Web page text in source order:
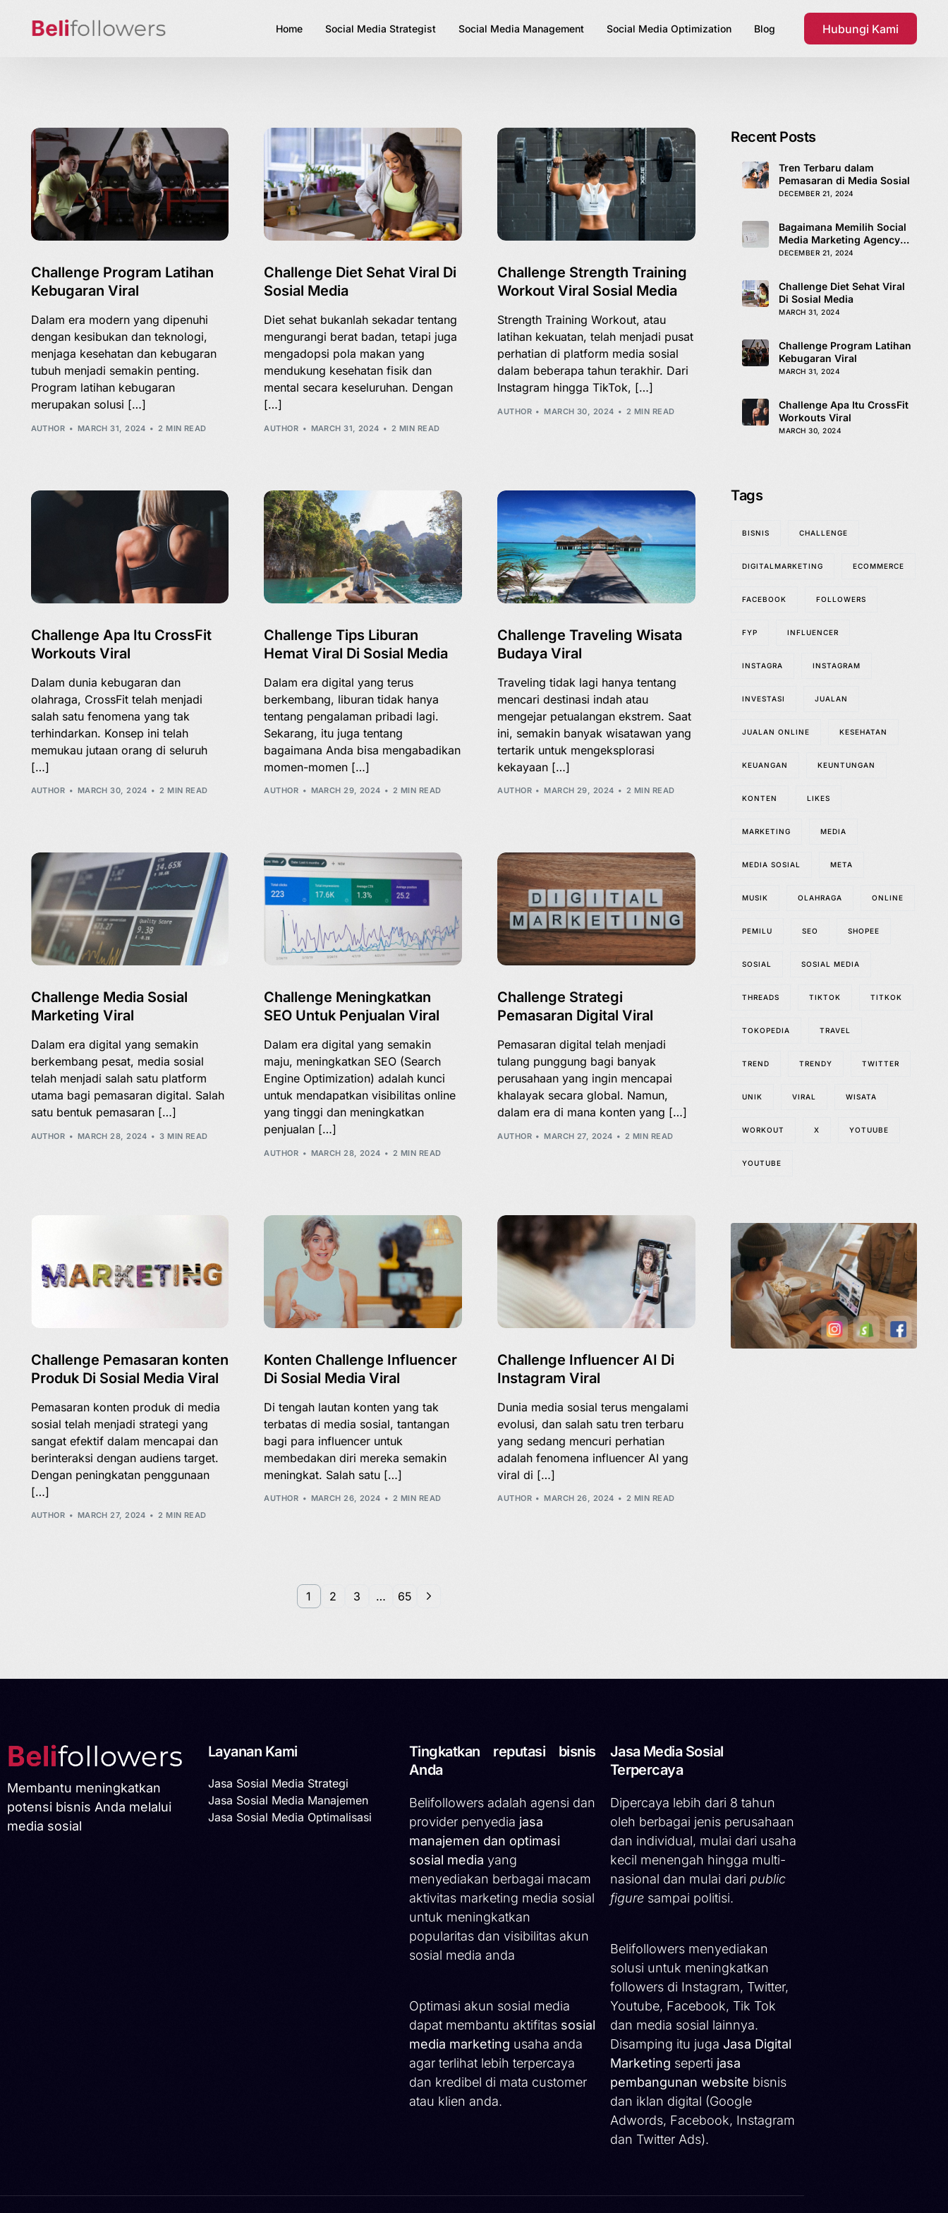
Home Social Media Strategist Social Media Management Social Media Optimization Blog Hubungi Kami
Challenge Program Latihan
Kebugaran Viral
Dalam era modern yang dipenuhi
dengan kesibukan dan teknologi,
menjaga kesehatan dan kebugaran
tubuh menjadi semakin penting.
Program latihan kebugaran
merupakan solusi […]
AUTHOR MARCH 31, 2024 2 MIN READ
Challenge Diet Sehat Viral Di
Sosial Media
Diet sehat bukanlah sekadar tentang
mengurangi berat badan, tetapi juga
mengadopsi pola makan yang
mendukung kesehatan fisik dan
mental secara keseluruhan. Dengan
[…]
AUTHOR MARCH 31, 2024 2 MIN READ
Challenge Strength Training
Workout Viral Sosial Media
Strength Training Workout, atau
latihan kekuatan, telah menjadi pusat
perhatian di platform media sosial
dalam beberapa tahun terakhir. Dari
Instagram hingga TikTok, […]
AUTHOR MARCH 30, 2024 2 MIN READ
Challenge Apa Itu CrossFit
Workouts Viral
Dalam dunia kebugaran dan
olahraga, CrossFit telah menjadi
salah satu fenomena yang tak
terhindarkan. Konsep ini telah
memukau jutaan orang di seluruh
[…]
AUTHOR MARCH 30, 2024 2 MIN READ
Challenge Tips Liburan
Hemat Viral Di Sosial Media
Dalam era digital yang terus
berkembang, liburan tidak hanya
tentang pengalaman pribadi lagi.
Sekarang, itu juga tentang
bagaimana Anda bisa mengabadikan
momen-momen […]
AUTHOR MARCH 29, 2024 2 MIN READ
Challenge Traveling Wisata
Budaya Viral
Traveling tidak lagi hanya tentang
mencari destinasi indah atau
mengejar petualangan ekstrem. Saat
ini, semakin banyak wisatawan yang
tertarik untuk mengeksplorasi
kekayaan […]
AUTHOR MARCH 29, 2024 2 MIN READ
Challenge Media Sosial
Marketing Viral
Dalam era digital yang semakin
berkembang pesat, media sosial
telah menjadi salah satu platform
utama bagi pemasaran digital. Salah
satu bentuk pemasaran […]
AUTHOR MARCH 28, 2024 3 MIN READ
Challenge Meningkatkan
SEO Untuk Penjualan Viral
Dalam era digital yang semakin
maju, meningkatkan SEO (Search
Engine Optimization) adalah kunci
untuk mendapatkan visibilitas online
yang tinggi dan meningkatkan
penjualan […]
AUTHOR MARCH 28, 2024 2 MIN READ
Challenge Strategi
Pemasaran Digital Viral
Pemasaran digital telah menjadi
tulang punggung bagi banyak
perusahaan yang ingin mencapai
khalayak secara global. Namun,
dalam era di mana konten yang […]
AUTHOR MARCH 27, 2024 2 MIN READ
Challenge Pemasaran konten
Produk Di Sosial Media Viral
Pemasaran konten produk di media
sosial telah menjadi strategi yang
sangat efektif dalam mencapai dan
berinteraksi dengan audiens target.
Dengan peningkatan penggunaan
[…]
AUTHOR MARCH 27, 2024 2 MIN READ
Konten Challenge Influencer
Di Sosial Media Viral
Di tengah lautan konten yang tak
terbatas di media sosial, tantangan
bagi para influencer untuk
membedakan diri mereka semakin
meningkat. Salah satu […]
AUTHOR MARCH 26, 2024 2 MIN READ
Challenge Influencer AI Di
Instagram Viral
Dunia media sosial terus mengalami
evolusi, dan salah satu tren terbaru
yang sedang mencuri perhatian
adalah fenomena influencer AI yang
viral di […]
AUTHOR MARCH 26, 2024 2 MIN READ
1 2 3 … 65
Recent Posts
Tren Terbaru dalam
Pemasaran di Media Sosial
DECEMBER 21, 2024
Bagaimana Memilih Social
Media Marketing Agency
yang Tepat
DECEMBER 21, 2024
Challenge Diet Sehat Viral
Di Sosial Media
MARCH 31, 2024
Challenge Program Latihan
Kebugaran Viral
MARCH 31, 2024
Challenge Apa Itu CrossFit
Workouts Viral
MARCH 30, 2024
Tags
BISNIS CHALLENGE
DIGITALMARKETING ECOMMERCE
FACEBOOK FOLLOWERS
FYP INFLUENCER
INSTAGRA INSTAGRAM
INVESTASI JUALAN
JUALAN ONLINE KESEHATAN
KEUANGAN KEUNTUNGAN
KONTEN LIKES
MARKETING MEDIA
MEDIA SOSIAL META
MUSIK OLAHRAGA ONLINE
PEMILU SEO SHOPEE
SOSIAL SOSIAL MEDIA
THREADS TIKTOK TITKOK
TOKOPEDIA TRAVEL
TREND TRENDY TWITTER
UNIK VIRAL WISATA
WORKOUT X YOTUUBE
YOUTUBE
Membantu meningkatkan
potensi bisnis Anda melalui
media sosial
Layanan Kami
Jasa Sosial Media Strategi
Jasa Sosial Media Manajemen
Jasa Sosial Media Optimalisasi
Tingkatkan reputasi bisnis
Anda
Belifollowers adalah agensi dan
provider penyedia jasa
manajemen dan optimasi
sosial media yang
menyediakan berbagai macam
aktivitas marketing media sosial
untuk meningkatkan
popularitas dan visibilitas akun
sosial media anda
Optimasi akun sosial media
dapat membantu aktifitas sosial
media marketing usaha anda
agar terlihat lebih terpercaya
dan kredibel di mata customer
atau klien anda.
Jasa Media Sosial
Terpercaya
Dipercaya lebih dari 8 tahun
oleh berbagai jenis perusahaan
dan individual, mulai dari usaha
kecil menengah hingga multi-
nasional dan mulai dari public
figuresampai politisi.
Belifollowers menyediakan
solusi untuk meningkatkan
followers di Instagram, Twitter,
Youtube, Facebook, Tik Tok
dan media sosial lainnya.
Disamping itu juga Jasa Digital
Marketing seperti jasa
pembangunan website bisnis
dan iklan digital (Google
Adwords, Facebook, Instagram
dan Twitter Ads).